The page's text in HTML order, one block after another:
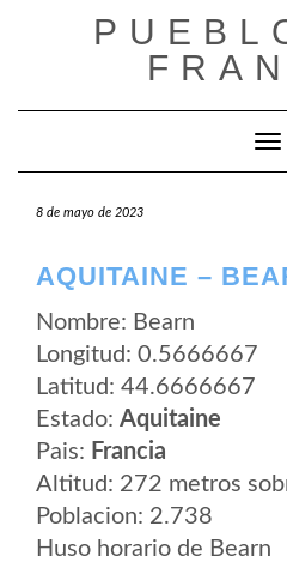
8 de mayo de 2023
AQUITAINE –
Nombre: Bearn
Longitud: 0.5666667
Latitud: 44.6666667
Estado: Aquitaine
Pais: Francia
Altitud: 272 metros
Poblacion: 2.738
Huso horario de Bearn